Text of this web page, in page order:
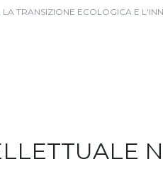
LA TRANSIZIONE ECOLOGICA E